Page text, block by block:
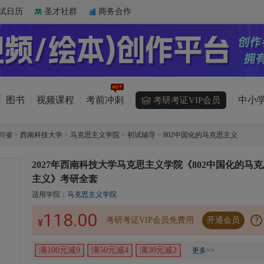
日历 圣才社群 商务合作
图书 视频课程 考前冲刺 考研考证VIP会员 中小
省 > 西南科技大学 > 马克思主义学院 > 初试辅导 > 802中国化的马克思主义
2027年西南科技大学马克思主义学院《802中国化的马
主义》考研全套
适用学院： 马克思主义学院
¥118.00 考研考证VIP会员免费用 开通会员 ?
满100元减9 满50元减4 满30元减2 更多>>